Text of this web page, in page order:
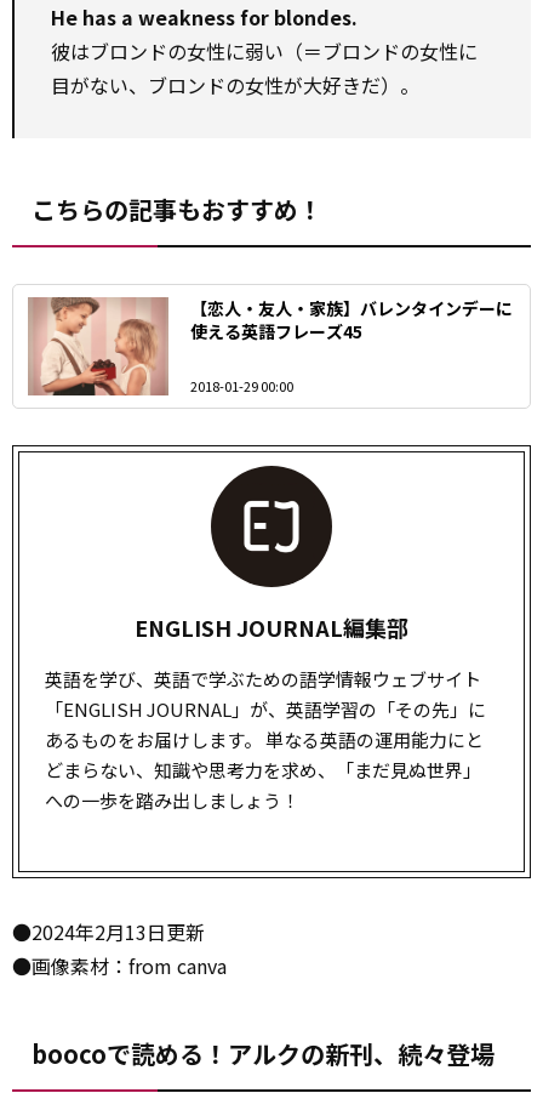
He has a weakness for blondes.
彼はブロンドの女性に弱い（＝ブロンドの女性に
目がない、ブロンドの女性が大好きだ）。
こちらの記事もおすすめ！
【恋人・友人・家族】バレンタインデーに
使える英語フレーズ45
2018-01-29 00:00
ENGLISH JOURNAL編集部
英語を学び、英語で学ぶための語学情報ウェブサイト
「ENGLISH JOURNAL」が、英語学習の「その先」に
あるものをお届けします。 単なる英語の運用能力にと
どまらない、知識や思考力を求め、「まだ見ぬ世界」
への一歩を踏み出しましょう！
●2024年2月13日更新
●画像素材：from canva
boocoで読める！アルクの新刊、続々登場